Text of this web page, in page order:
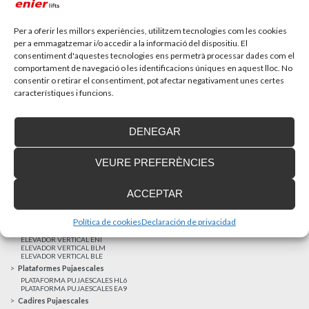
Per a oferir les millors experiències, utilitzem tecnologies com les cookies
per a emmagatzemar i/o accedir a la informació del dispositiu. El
consentiment d'aquestes tecnologies ens permetrà processar dades com el
comportament de navegació o les identificacions úniques en aquest lloc. No
consentir o retirar el consentiment, pot afectar negativament unes certes
característiques i funcions.
ACCEPTAR
DENEGAR
VEURE PREFERÈNCIES
Política de cookiesDeclaración de privacidad
MÉS NOTÍCIES
ELEVADOR UNIFAMILIAR EHP 05
Elevadors Verticals
ELEVADOR VERTICAL ENI
ELEVADOR VERTICAL BLM
ELEVADOR VERTICAL BLE
Plataformes Pujaescales
PLATAFORMA PUJAESCALES HL6
PLATAFORMA PUJAESCALES EA9
Cadires Pujaescales